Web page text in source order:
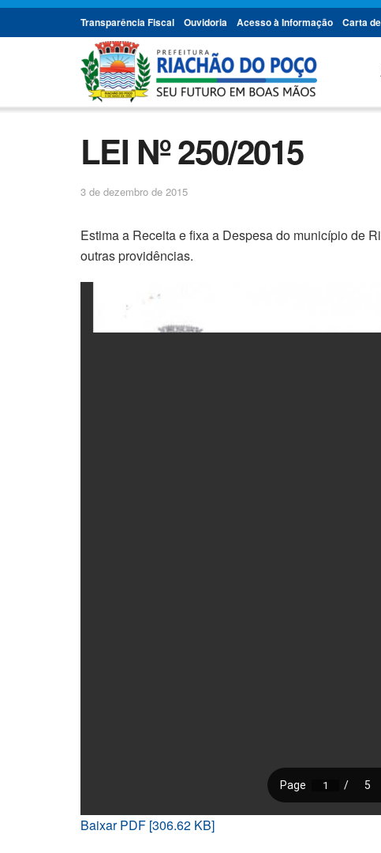
Transparência Fiscal Ouvidoria Acesso à Informação Carta
LEI Nº 250/2015
3 de dezembro de 2015
Estima a Receita e fixa a Despesa do município de
outras providências.
Baixar PDF [306.62 KB]